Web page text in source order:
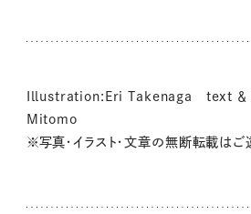
Illustration:Eri Takenaga text ＆
Mitomo
※写真・イラスト・文章の無断転載はご